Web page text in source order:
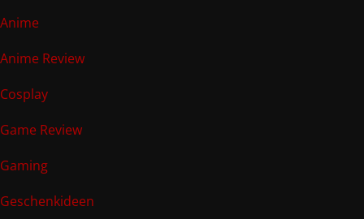
Anime
Anime Review
Cosplay
Game Review
Gaming
Geschenkideen